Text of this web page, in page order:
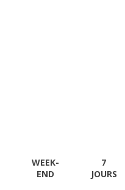
WEEK-
END
7
JOURS